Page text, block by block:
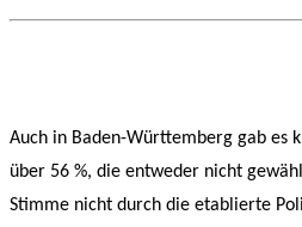
Auch in Baden-Württemberg gab es
über 56 %, die entweder nicht
Stimme nicht durch die etablierte